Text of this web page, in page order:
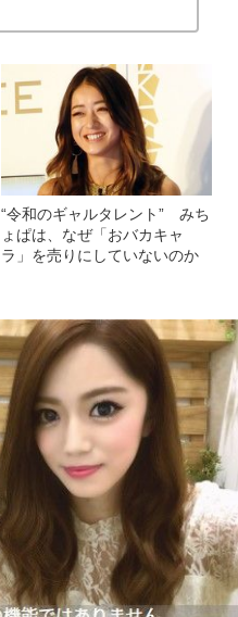
“令和のギャルタレント” みち
ょぱは、なぜ「おバカキャ
ラ」を売りにしていないのか